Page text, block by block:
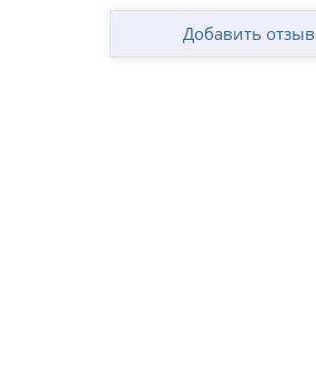
Добавить отзыв